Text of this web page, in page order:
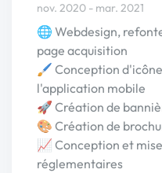
nov. 2020 - mar. 2021
🌐 Webdesign,
page acquisition
🖌️ Conception
l'application mobile
🚀 Création de
🎨 Création de
📈 Conception et
réglementaires